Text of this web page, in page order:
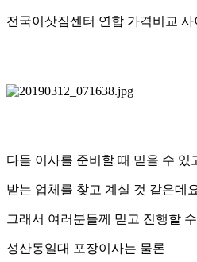
전국이삿짐센터 연합 가격비교 사
다들 이사를 준비할 때 믿을 수 있
받는 업체를 찾고 계실 것 같은데
그래서 여러분들께 믿고 진행할
성산동일대 포장이사는 물론